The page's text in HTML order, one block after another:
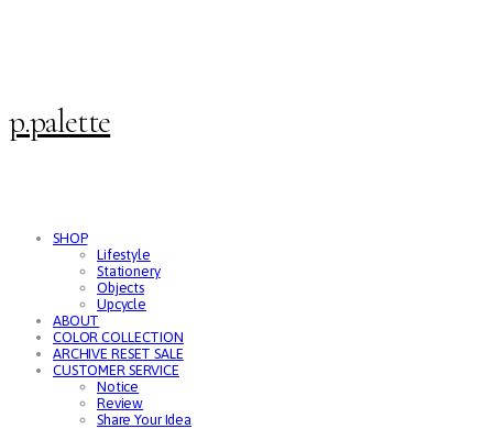
p.palette
SHOP
Lifestyle
Stationery
Objects
Upcycle
ABOUT
COLOR COLLECTION
ARCHIVE RESET SALE
CUSTOMER SERVICE
Notice
Review
Share Your Idea